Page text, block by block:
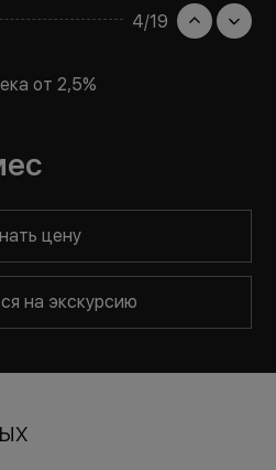
4/19
от 2,5%
цену
на экскурсию